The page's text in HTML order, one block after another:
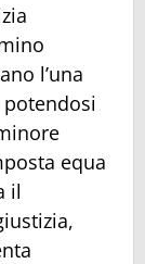
l’una
potendosi
equa
il